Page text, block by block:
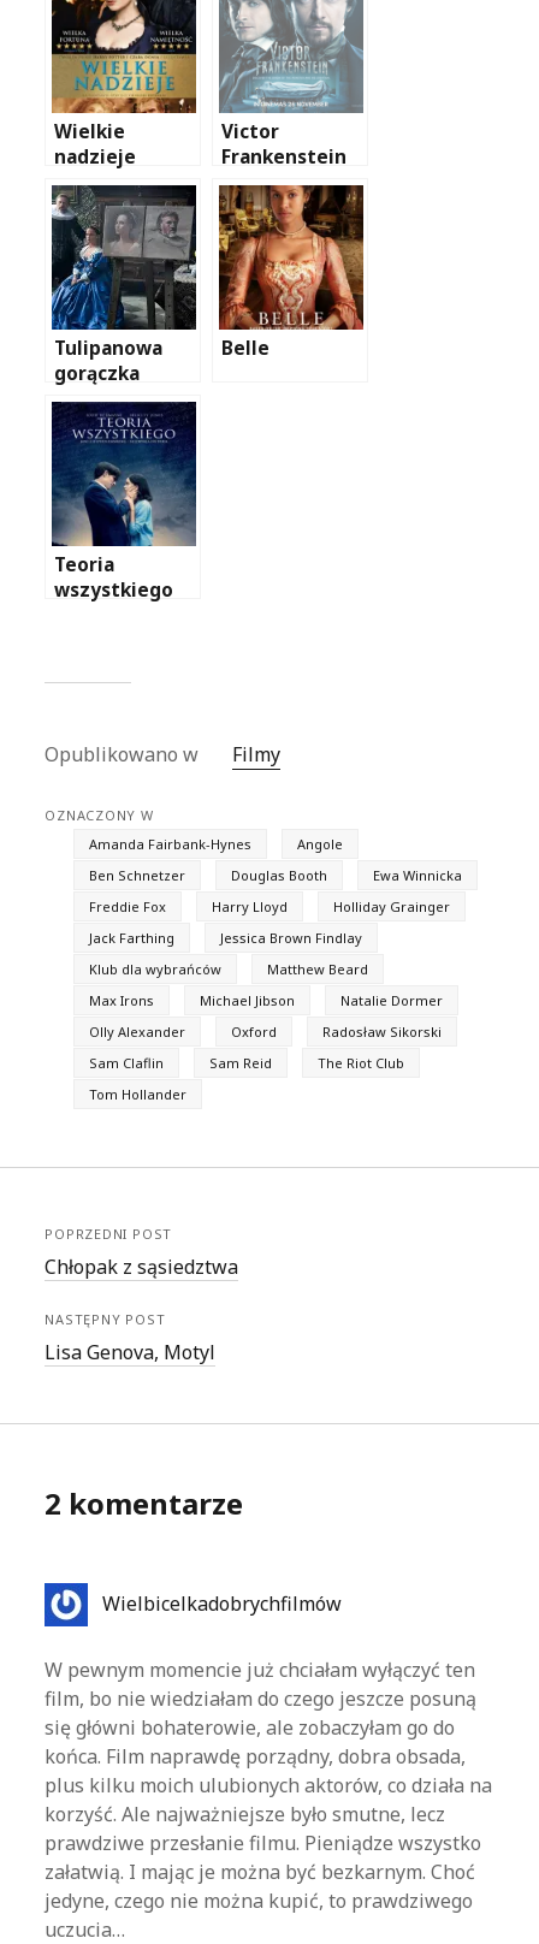
Wielkie
nadzieje
Victor
Frankenstein
Tulipanowa
gorączka
Belle
Teoria
wszystkiego
Opublikowano w Filmy
OZNACZONY W
Amanda Fairbank-Hynes
Angole
Ben Schnetzer
Douglas Booth
Ewa Winnicka
Freddie Fox
Harry Lloyd
Holliday Grainger
Jack Farthing
Jessica Brown Findlay
Klub dla wybrańców
Matthew Beard
Max Irons
Michael Jibson
Natalie Dormer
Olly Alexander
Oxford
Radosław Sikorski
Sam Claflin
Sam Reid
The Riot Club
Tom Hollander
POPRZEDNI POST
Chłopak z sąsiedztwa
NASTĘPNY POST
Lisa Genova, Motyl
2 komentarze
Wielbicelkadobrychfilmów
W pewnym momencie już chciałam wyłączyć ten
film, bo nie wiedziałam do czego jeszcze posuną
się główni bohaterowie, ale zobaczyłam go do
końca. Film naprawdę porządny, dobra obsada,
plus kilku moich ulubionych aktorów, co działa na
korzyść. Ale najważniejsze było smutne, lecz
prawdziwe przesłanie filmu. Pieniądze wszystko
załatwią. I mając je można być bezkarnym. Choć
jedyne, czego nie można kupić, to prawdziwego
uczucia…